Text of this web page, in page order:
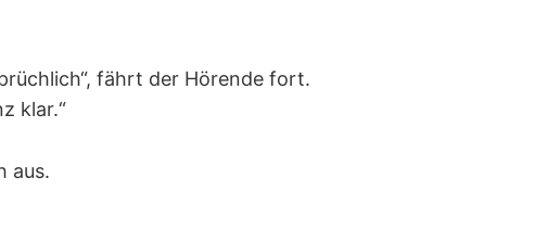
fährt der Hörende fort.
klar.“
aus.